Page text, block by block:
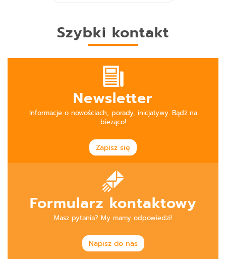
Szybki kontakt
Newsletter
Informacje o nowościach, porady, inicjatywy. Bądź na
bieżąco!
Zapisz się
Formularz kontaktowy
Masz pytania? My mamy odpowiedzi!
Napisz do nas